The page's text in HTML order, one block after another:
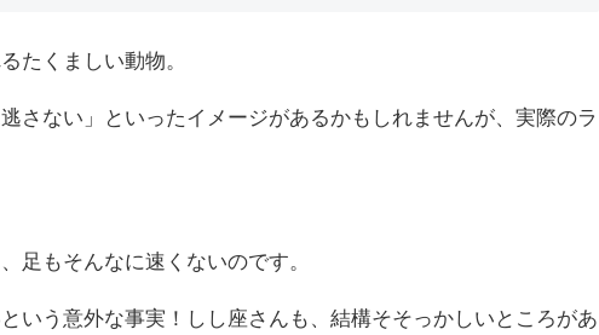
たくましい動物。
さない」といったイメージがあるかもしれませんが、実際のラ
足もそんなに速くないのです。
いう意外な事実！しし座さんも、結構そそっかしいところがあ